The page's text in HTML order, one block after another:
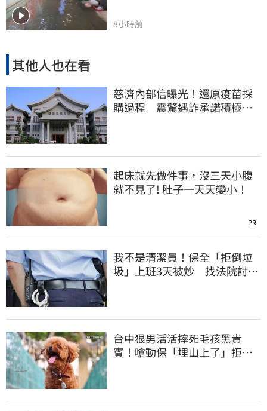
8小時前
其他人也在看
慈濟內部信曝光！還原疫苗採
購過程 震驚遇詐承諾積極追
起床就先做件事，沒三天小腹
就不見了! 肚子一天天變小！
PR
我不是清潔員！保全「拒倒垃
圾」上班3天被炒 找法院討公
台中狠男活活摔死毛孩黑貴
賓！嗆動保「埋山上了」拒交